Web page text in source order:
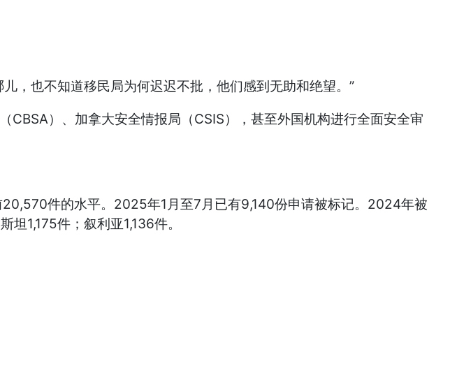
，也不知道移民局为何迟迟不批，他们感到无助和绝望。”
）、加拿大安全情报局（CSIS），甚至外国机构进行全面安全审
件的水平。2025年1月至7月已有9,140份申请被标记。2024年被
1,175件；叙利亚1,136件。